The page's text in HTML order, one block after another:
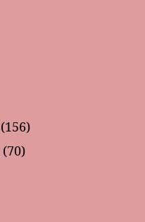
(156)
(70)